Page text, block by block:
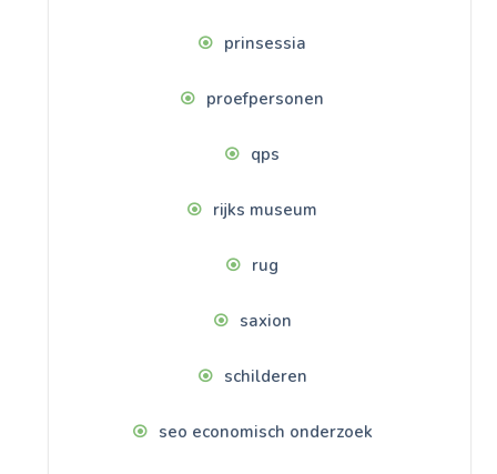
prinsessia
proefpersonen
qps
rijks museum
rug
saxion
schilderen
seo economisch onderzoek